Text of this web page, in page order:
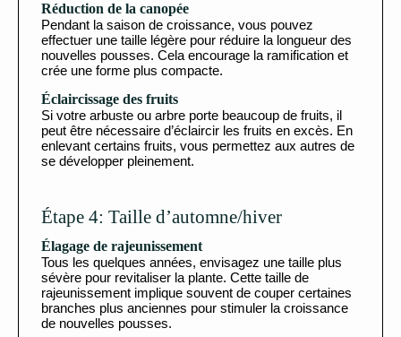
Réduction de la canopée
Pendant la saison de croissance, vous pouvez
effectuer une taille légère pour réduire la longueur des
nouvelles pousses. Cela encourage la ramification et
crée une forme plus compacte.
Éclaircissage des fruits
Si votre arbuste ou arbre porte beaucoup de fruits, il
peut être nécessaire d’éclaircir les fruits en excès. En
enlevant certains fruits, vous permettez aux autres de
se développer pleinement.
Étape 4: Taille d’automne/hiver
Élagage de rajeunissement
Tous les quelques années, envisagez une taille plus
sévère pour revitaliser la plante. Cette taille de
rajeunissement implique souvent de couper certaines
branches plus anciennes pour stimuler la croissance
de nouvelles pousses.